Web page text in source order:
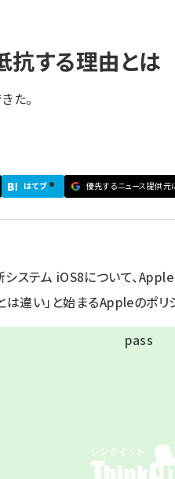
する理由とは
た。
はてブ 優先するニュース提供元
ステム iOS8について、
は違い」と始まるAppleのポリ